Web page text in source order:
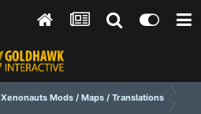
Xenonauts Mods / Maps / Translations